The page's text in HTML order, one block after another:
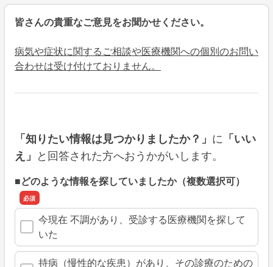
皆さんの貴重なご意見をお聞かせください。
病気や症状に関するご相談や医療機関への個別のお問い
合わせは受け付けておりません。
「知りたい情報は見つかりましたか？」 に 「いい
え」 と回答された方へおうかがいします。
■どのような情報を探していましたか（複数選択可）
今現在 不調があり、受診する医療機関を探して
いた
持病（慢性的な疾患）があり、その診療のための